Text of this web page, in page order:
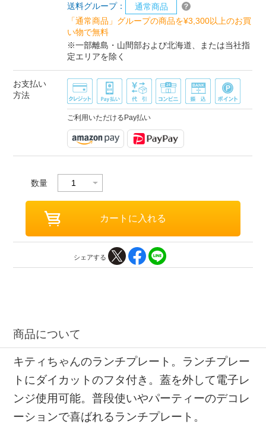
送料グループ：
通常商品
「通常商品」グループの商品を¥3,300以上のお買
い物で無料
※一部離島・山間部および北海道、または当社指
定エリアを除く
お支払い
方法
ご利用いただけるPay払い
数量
シェアする
商品について
キティちゃんのランチプレート。ランチプレー
トにダイカットのフタ付き。蓋を外して電子レ
ンジ使用可能。普段使いやパーティーのデコレ
ーションで喜ばれるランチプレート。